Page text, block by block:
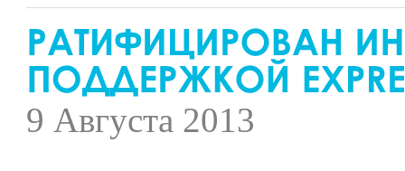
9 Августа 2013